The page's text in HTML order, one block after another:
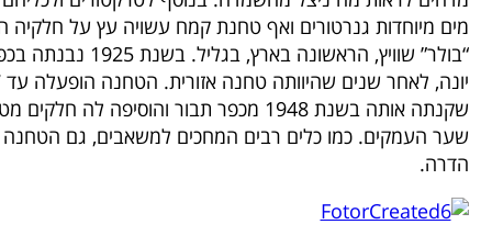
מים מיוחדות גנרטורים ואף טחנת קמח עשויה עץ על חלקיה
שקנתה אותה בשנת 1948 מכפר תבור
שער העמקים. כמו כלים רבים המחכים למשאבים, גם
הדרה.